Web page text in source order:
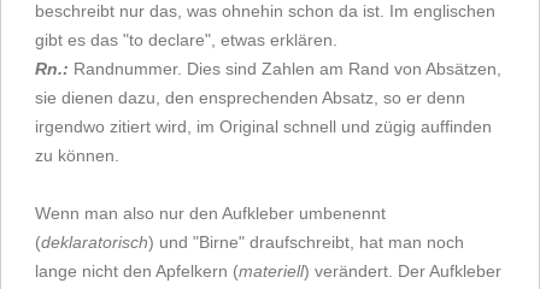
beschreibt nur das, was ohnehin schon da ist. Im englischen
gibt es das "to declare", etwas erklären.
Rn.: Randnummer. Dies sind Zahlen am Rand von Absätzen,
sie dienen dazu, den ensprechenden Absatz, so er denn
irgendwo zitiert wird, im Original schnell und zügig auffinden
zu können.
Wenn man also nur den Aufkleber umbenennt
(deklaratorisch) und "Birne" draufschreibt, hat man noch
lange nicht den Apfelkern (materiell) verändert. Der Aufkleber